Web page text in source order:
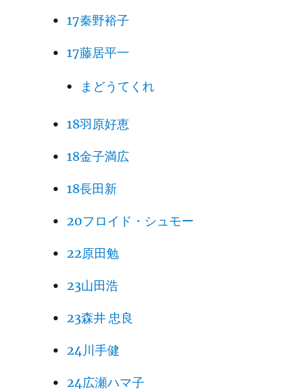
17秦野裕子
17藤居平一
まどうてくれ
18羽原好恵
18金子満広
18長田新
20フロイド・シュモー
22原田勉
23山田浩
23森井 忠良
24川手健
24広瀬ハマ子